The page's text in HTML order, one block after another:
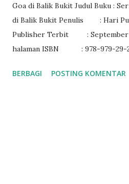
Goa di Balik Bukit Judul Buku :
di Balik Bukit Penulis : Hari
Publisher Terbit :
halaman ISBN : 978-979-
BERBAGI POSTING KOMENTAR